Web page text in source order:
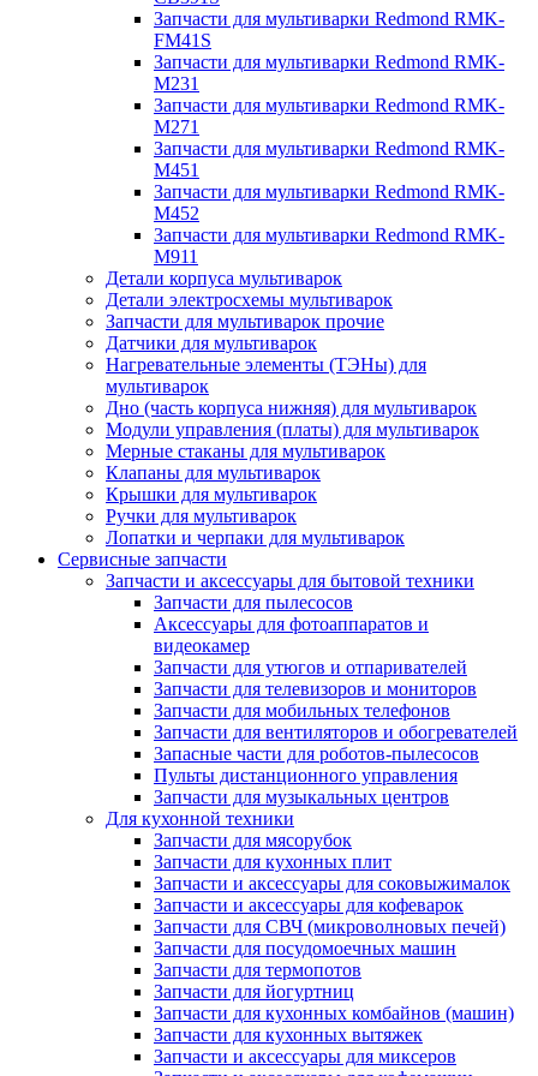
Запчасти для мультиварки Redmond RMK-
FM41S
Запчасти для мультиварки Redmond RMK-
M231
Запчасти для мультиварки Redmond RMK-
M271
Запчасти для мультиварки Redmond RMK-
M451
Запчасти для мультиварки Redmond RMK-
M452
Запчасти для мультиварки Redmond RMK-
M911
Детали корпуса мультиварок
Детали электросхемы мультиварок
Запчасти для мультиварок прочие
Датчики для мультиварок
Нагревательные элементы (ТЭНы) для
мультиварок
Дно (часть корпуса нижняя) для мультиварок
Модули управления (платы) для мультиварок
Мерные стаканы для мультиварок
Клапаны для мультиварок
Крышки для мультиварок
Ручки для мультиварок
Лопатки и черпаки для мультиварок
Сервисные запчасти
Запчасти и аксессуары для бытовой техники
Запчасти для пылесосов
Аксессуары для фотоаппаратов и
видеокамер
Запчасти для утюгов и отпаривателей
Запчасти для телевизоров и мониторов
Запчасти для мобильных телефонов
Запчасти для вентиляторов и обогревателей
Запасные части для роботов-пылесосов
Пульты дистанционного управления
Запчасти для музыкальных центров
Для кухонной техники
Запчасти для мясорубок
Запчасти для кухонных плит
Запчасти и аксессуары для соковыжималок
Запчасти и аксессуары для кофеварок
Запчасти для СВЧ (микроволновых печей)
Запчасти для посудомоечных машин
Запчасти для термопотов
Запчасти для йогуртниц
Запчасти для кухонных комбайнов (машин)
Запчасти для кухонных вытяжек
Запчасти и аксессуары для миксеров